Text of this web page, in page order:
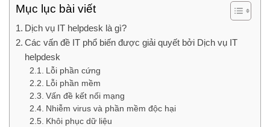
Mục lục bài viết
Dịch vụ IT helpdesk là gì?
Các vấn đề IT phổ biến được giải quyết bởi Dịch vụ IT
helpdesk
Lỗi phần cứng
Lỗi phần mềm
Vấn đề kết nối mạng
Nhiễm virus và phần mềm độc hại
Khôi phục dữ liệu